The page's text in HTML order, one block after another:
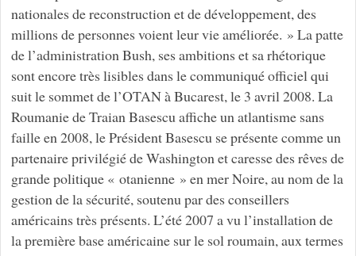
nationales de reconstruction et de développement, des
millions de personnes voient leur vie améliorée. » La patte
de l’administration Bush, ses ambitions et sa rhétorique
sont encore très lisibles dans le communiqué officiel qui
suit le sommet de l’OTAN à Bucarest, le 3 avril 2008. La
Roumanie de Traian Basescu affiche un atlantisme sans
faille en 2008, le Président Basescu se présente comme un
partenaire privilégié de Washington et caresse des rêves de
grande politique « otanienne » en mer Noire, au nom de la
gestion de la sécurité, soutenu par des conseillers
américains très présents. L’été 2007 a vu l’installation de
la première base américaine sur le sol roumain, aux termes